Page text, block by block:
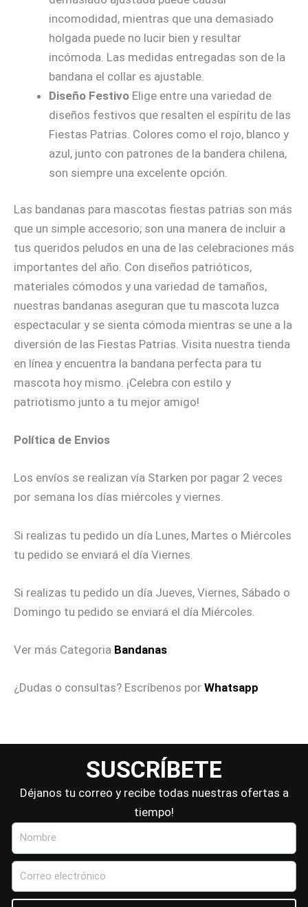
incomodidad, mientras que una demasiado
holgada puede no lucir bien y resultar
incómoda. Las medidas entregadas son de la
bandana el collar es ajustable.
Diseño Festivo Elige entre una variedad de
diseños festivos que resalten el espíritu de las
Fiestas Patrias. Colores como el rojo, blanco y
azul, junto con patrones de la bandera chilena,
son siempre una excelente opción.
Las bandanas para mascotas fiestas patrias son más
que un simple accesorio; son una manera de incluir a
tus queridos peludos en una de las celebraciones más
importantes del año. Con diseños patrióticos,
materiales cómodos y una variedad de tamaños,
nuestras bandanas aseguran que tu mascota luzca
espectacular y se sienta cómoda mientras se une a la
diversión de las Fiestas Patrias. Visita nuestra tienda
en línea y encuentra la bandana perfecta para tu
mascota hoy mismo. ¡Celebra con estilo y
patriotismo junto a tu mejor amigo!
Política de Envios
Los envíos se realizan vía Starken por pagar 2 veces
por semana los días miércoles y viernes.
Si realizas tu pedido un día Lunes, Martes o Miércoles
tu pedido se enviará el día Viernes.
Si realizas tu pedido un día Jueves, Viernes, Sábado o
Domingo tu pedido se enviará el día Miércoles.
Ver más Categoria Bandanas
¿Dudas o consultas? Escríbenos por Whatsapp
SUSCRÍBETE
Déjanos tu correo y recibe todas nuestras ofertas a
tiempo!
Nombre
Correo
electrónico